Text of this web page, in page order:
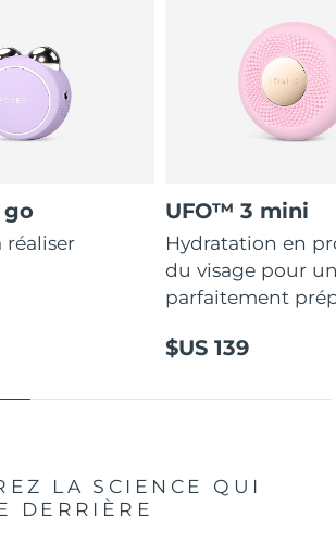
go UFO™ 3 mini
Hydratation en
du visage pour
parfaitement
$US 139
LA SCIENCE QUI
DERRIÈRE